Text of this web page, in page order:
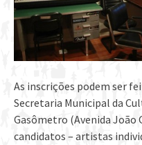
As inscrições podem ser
Secretaria Municipal da
Gasômetro (Avenida João
candidatos – artistas